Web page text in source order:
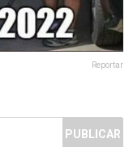
Reportar
PUBLICAR